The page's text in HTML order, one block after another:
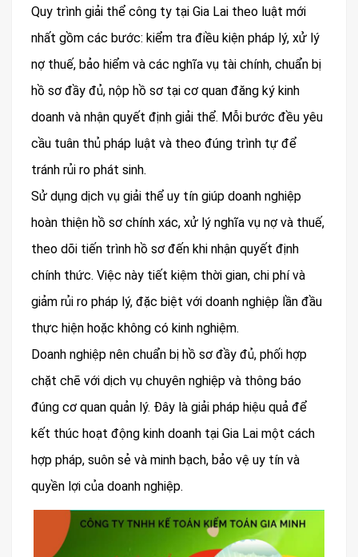
Quy trình giải thể công ty tại Gia Lai theo luật mới
nhất gồm các bước: kiểm tra điều kiện pháp lý, xử lý
nợ thuế, bảo hiểm và các nghĩa vụ tài chính, chuẩn bị
hồ sơ đầy đủ, nộp hồ sơ tại cơ quan đăng ký kinh
doanh và nhận quyết định giải thể. Mỗi bước đều yêu
cầu tuân thủ pháp luật và theo đúng trình tự để
tránh rủi ro phát sinh.
Sử dụng dịch vụ giải thể uy tín giúp doanh nghiệp
hoàn thiện hồ sơ chính xác, xử lý nghĩa vụ nợ và thuế,
theo dõi tiến trình hồ sơ đến khi nhận quyết định
chính thức. Việc này tiết kiệm thời gian, chi phí và
giảm rủi ro pháp lý, đặc biệt với doanh nghiệp lần đầu
thực hiện hoặc không có kinh nghiệm.
Doanh nghiệp nên chuẩn bị hồ sơ đầy đủ, phối hợp
chặt chẽ với dịch vụ chuyên nghiệp và thông báo
đúng cơ quan quản lý. Đây là giải pháp hiệu quả để
kết thúc hoạt động kinh doanh tại Gia Lai một cách
hợp pháp, suôn sẻ và minh bạch, bảo vệ uy tín và
quyền lợi của doanh nghiệp.